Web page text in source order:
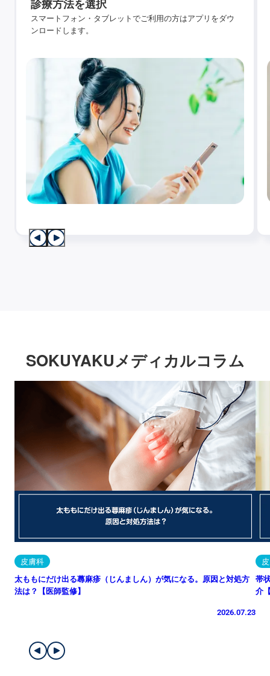
診療方法を選択
スマートフォン・タブレットでご利用の方はアプリをダウ
ンロードします。
SOKUYAKUメディカルコラム
皮膚科
太ももにだけ出る蕁麻疹（じんましん）が気になる。原因と対処方
法は？【医師監修】
2026.07.23
帯
介